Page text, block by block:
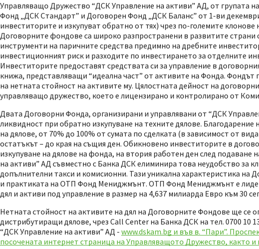
Управляващо Дружество “ДСК Управление на активи” АД, от групата
Фонд „ДСК Стандарт” и Договорен Фонд „ДСК Баланс” от 1-ви
инвеститорите и изкупуват обратно от тях) чрез по-големите клонове
Договорните фондове са широко разпространени в развитите
инструменти на паричните средства предимно на дребните
инвестиционният риск и разходите по инвестирането за отделните
Инвеститорите предоставят средствата си за управление в
книжа, представляващи “идеална част” от активите на Фонда.
на нетната стойност на активите му. Цялостната дейност на
управляващо дружество, което е лицензирано и контролирано от
Двата Договорни Фонда, организирани и управлявани от “ДСК
ликвидност при обратно изкупуване на техните дялове.
на дялове, от 70% до 100% от сумата по сделката (в зависимост от
остатъкът – до края на същия ден. Обикновено инвеститорите в
изкупуване на дялове на фонда, на втория работен ден след
на активи” АД съвместно с Банка ДСК елиминира това неудобство за
допълнителни такси и комисионни. Тази уникална характеристика
и практиката на ОТП Фонд Мениджмънт. ОТП Фонд Мениджмънт е
дял и активи под управление в размер на 4,637 милиарда Евро към 30
Нетната стойност на активите на дял на Договорните Фондове ще се
дистрибутиращи дялове, чрез Call Center на Банка ДСК на тел. 0700 10
“ДСК Управление на активи” АД - www.dskam.bg и във в. “Пари”.
посочената интернет страница на Управляващото Дружество, както